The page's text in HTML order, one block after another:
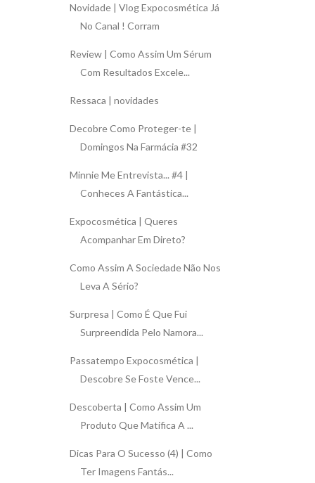
Novidade | Vlog Expocosmética Já
No Canal ! Corram
Review | Como Assim Um Sérum
Com Resultados Excele...
Ressaca | novidades
Decobre Como Proteger-te |
Domingos Na Farmácia #32
Minnie Me Entrevista... #4 |
Conheces A Fantástica...
Expocosmética | Queres
Acompanhar Em Direto?
Como Assim A Sociedade Não Nos
Leva A Sério?
Surpresa | Como É Que Fui
Surpreendida Pelo Namora...
Passatempo Expocosmética |
Descobre Se Foste Vence...
Descoberta | Como Assim Um
Produto Que Matifica A ...
Dicas Para O Sucesso (4) | Como
Ter Imagens Fantás...